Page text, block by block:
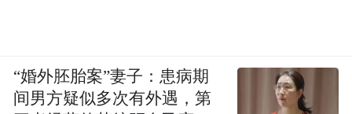
“婚外胚胎案”妻子：患病期
间男方疑似多次有外遇，第